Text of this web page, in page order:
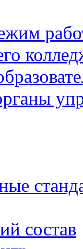
состав